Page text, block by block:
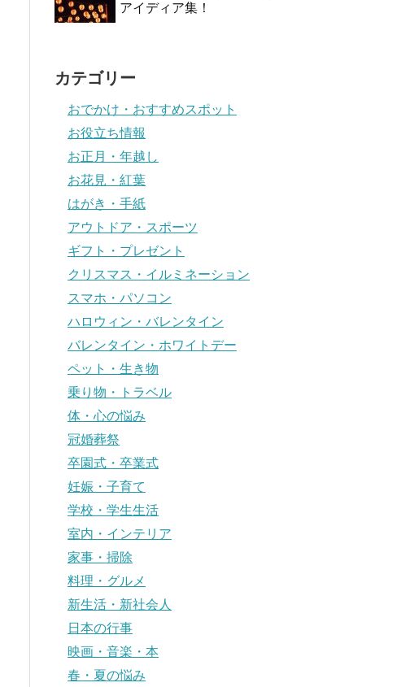
アイディア集！
カテゴリー
おでかけ・おすすめスポット
お役立ち情報
お正月・年越し
お花見・紅葉
はがき・手紙
アウトドア・スポーツ
ギフト・プレゼント
クリスマス・イルミネーション
スマホ・パソコン
ハロウィン・バレンタイン
バレンタイン・ホワイトデー
ペット・生き物
乗り物・トラベル
体・心の悩み
冠婚葬祭
卒園式・卒業式
妊娠・子育て
学校・学生生活
室内・インテリア
家事・掃除
料理・グルメ
新生活・新社会人
日本の行事
映画・音楽・本
春・夏の悩み